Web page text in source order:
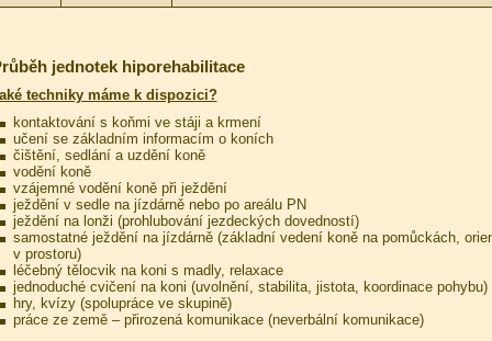
jednotek hiporehabilitace
techniky máme k dispozici?
kontaktování s koňmi ve stáji a krmení
učení se základním informacím o koních
čištění, sedlání a uzdění koně
vodění koně
vzájemné vodění koně při ježdění
ježdění v sedle na jízdárně nebo po areálu PN
ježdění na lonži (prohlubování jezdeckých dovedností)
samostatné ježdění na jízdárně (základní vedení koně na pomůckách,
v prostoru)
léčebný tělocvik na koni s madly, relaxace
jednoduché cvičení na koni (uvolnění, stabilita, jistota, koordinace pohybu)
hry, kvízy (spolupráce ve skupině)
práce ze země – přirozená komunikace (neverbální komunikace)